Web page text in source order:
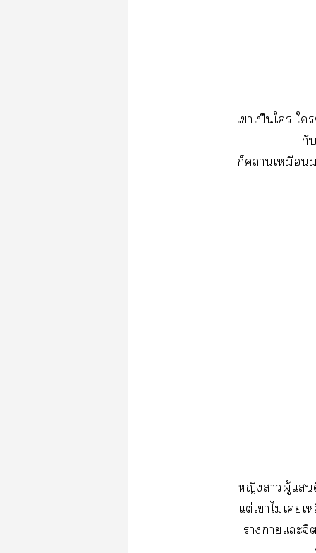
เาเป็นใ ใ
กั
ก็าเหมือน
หญิงาผู้แ
แต่เาไม่เ
ร่างาแะ